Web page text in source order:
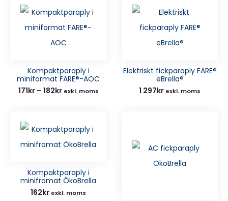
Kompaktparaply i
miniformat FARE®-AOC
171kr – 182krPrisintervall:
182kr
exkl. moms
Elektriskt fickparaply FARE®
eBrella®
1 297kr exkl. moms
Kompaktparaply i
minifromat ÖkoBrella
162kr exkl. moms